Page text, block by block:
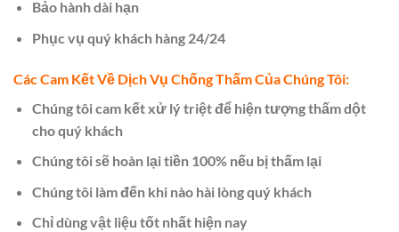
Bảo hành dài hạn
Phục vụ quý khách hàng 24/24
Các Cam Kết Về Dịch Vụ Chống Thấm Của Chúng Tôi:
Chúng tôi cam kết xử lý triệt để hiện tượng thấm dột
cho quý khách
Chúng tôi sẽ hoàn lại tiền 100% nếu bị thấm lại
Chúng tôi làm đến khi nào hài lòng quý khách
Chỉ dùng vật liệu tốt nhất hiện nay